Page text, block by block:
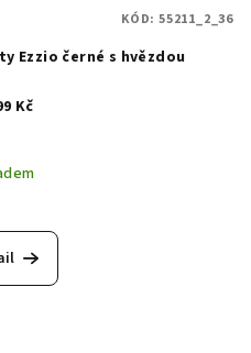
Ezzio černé s hvězdou
Kč
KÓD: 55211_2_36